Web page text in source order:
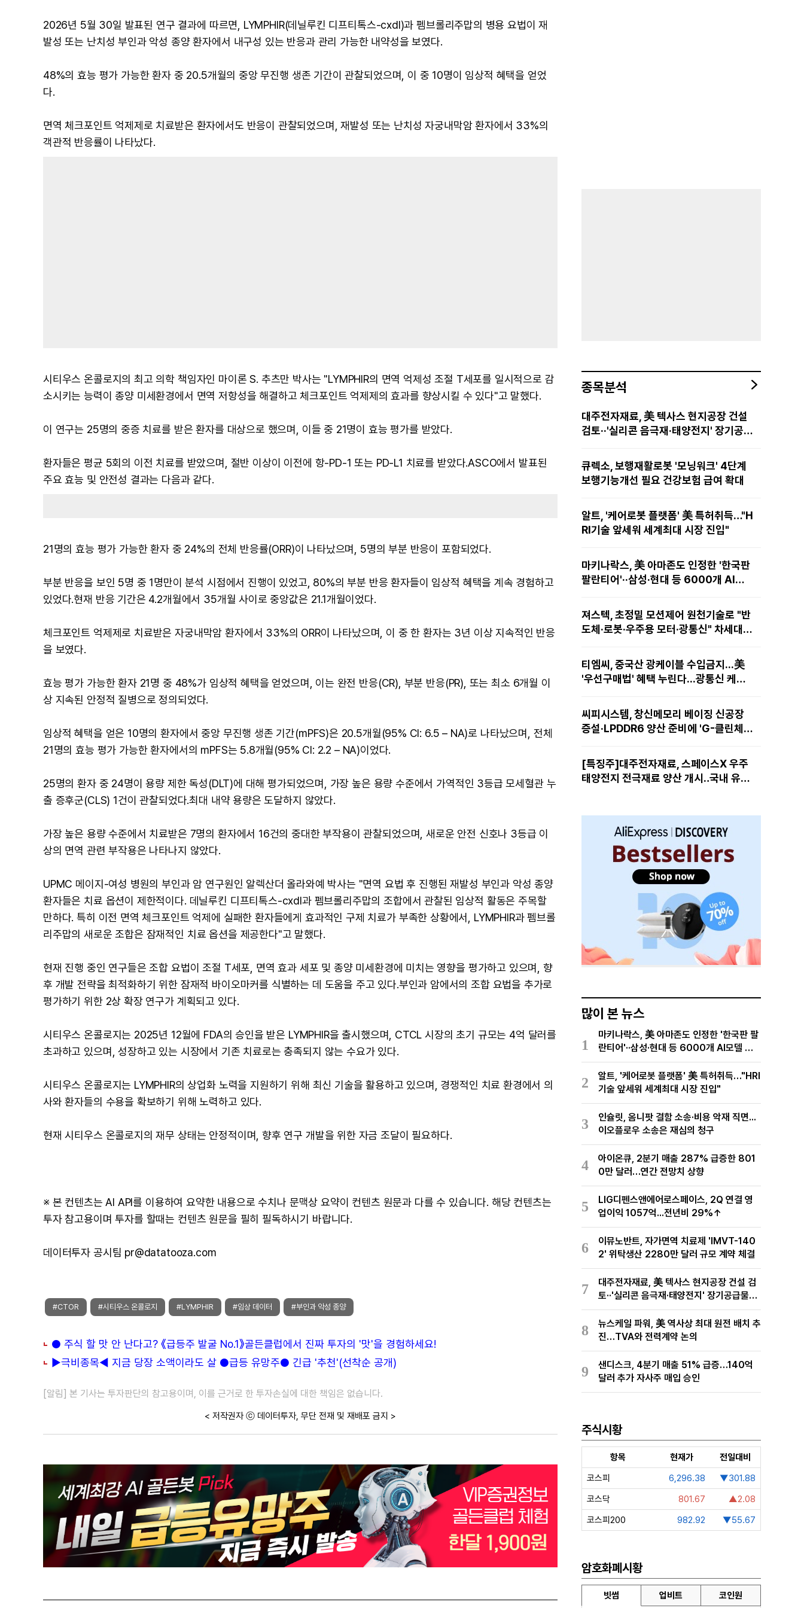
2026년 5월 30일 발표된 연구 결과에 따르면, LYMPHIR(데닐루킨 디프티톡스-cxdl)과 펨브롤리주맙의 병용 요법이 재
발성 또는 난치성 부인과 악성 종양 환자에서 내구성 있는 반응과 관리 가능한 내약성을 보였다.
48%의 효능 평가 가능한 환자 중 20.5개월의 중앙 무진행 생존 기간이 관찰되었으며, 이 중 10명이 임상적 혜택을 얻었
다.
면역 체크포인트 억제제로 치료받은 환자에서도 반응이 관찰되었으며, 재발성 또는 난치성 자궁내막암 환자에서 33%의
객관적 반응률이 나타났다.
시티우스 온콜로지의 최고 의학 책임자인 마이론 S. 추츠만 박사는 "LYMPHIR의 면역 억제성 조절 T세포를 일시적으로 감
소시키는 능력이 종양 미세환경에서 면역 저항성을 해결하고 체크포인트 억제제의 효과를 향상시킬 수 있다"고 말했다.
이 연구는 25명의 중증 치료를 받은 환자를 대상으로 했으며, 이들 중 21명이 효능 평가를 받았다.
환자들은 평균 5회의 이전 치료를 받았으며, 절반 이상이 이전에 항-PD-1 또는 PD-L1 치료를 받았다.ASCO에서 발표된
주요 효능 및 안전성 결과는 다음과 같다.
21명의 효능 평가 가능한 환자 중 24%의 전체 반응률(ORR)이 나타났으며, 5명의 부분 반응이 포함되었다.
부분 반응을 보인 5명 중 1명만이 분석 시점에서 진행이 있었고, 80%의 부분 반응 환자들이 임상적 혜택을 계속 경험하고
있었다.현재 반응 기간은 4.2개월에서 35개월 사이로 중앙값은 21.1개월이었다.
체크포인트 억제제로 치료받은 자궁내막암 환자에서 33%의 ORR이 나타났으며, 이 중 한 환자는 3년 이상 지속적인 반응
을 보였다.
효능 평가 가능한 환자 21명 중 48%가 임상적 혜택을 얻었으며, 이는 완전 반응(CR), 부분 반응(PR), 또는 최소 6개월 이
상 지속된 안정적 질병으로 정의되었다.
임상적 혜택을 얻은 10명의 환자에서 중앙 무진행 생존 기간(mPFS)은 20.5개월(95% CI: 6.5 – NA)로 나타났으며, 전체
21명의 효능 평가 가능한 환자에서의 mPFS는 5.8개월(95% CI: 2.2 – NA)이었다.
25명의 환자 중 24명이 용량 제한 독성(DLT)에 대해 평가되었으며, 가장 높은 용량 수준에서 가역적인 3등급 모세혈관 누
출 증후군(CLS) 1건이 관찰되었다.최대 내약 용량은 도달하지 않았다.
가장 높은 용량 수준에서 치료받은 7명의 환자에서 16건의 중대한 부작용이 관찰되었으며, 새로운 안전 신호나 3등급 이
상의 면역 관련 부작용은 나타나지 않았다.
UPMC 메이지-여성 병원의 부인과 암 연구원인 알렉산더 올라와예 박사는 "면역 요법 후 진행된 재발성 부인과 악성 종양
환자들은 치료 옵션이 제한적이다. 데닐루킨 디프티톡스-cxdl과 펨브롤리주맙의 조합에서 관찰된 임상적 활동은 주목할
만하다. 특히 이전 면역 체크포인트 억제에 실패한 환자들에게 효과적인 구제 치료가 부족한 상황에서, LYMPHIR과 펨브롤
리주맙의 새로운 조합은 잠재적인 치료 옵션을 제공한다"고 말했다.
현재 진행 중인 연구들은 조합 요법이 조절 T세포, 면역 효과 세포 및 종양 미세환경에 미치는 영향을 평가하고 있으며, 향
후 개발 전략을 최적화하기 위한 잠재적 바이오마커를 식별하는 데 도움을 주고 있다.부인과 암에서의 조합 요법을 추가로
평가하기 위한 2상 확장 연구가 계획되고 있다.
시티우스 온콜로지는 2025년 12월에 FDA의 승인을 받은 LYMPHIR을 출시했으며, CTCL 시장의 초기 규모는 4억 달러를
초과하고 있으며, 성장하고 있는 시장에서 기존 치료로는 충족되지 않는 수요가 있다.
시티우스 온콜로지는 LYMPHIR의 상업화 노력을 지원하기 위해 최신 기술을 활용하고 있으며, 경쟁적인 치료 환경에서 의
사와 환자들의 수용을 확보하기 위해 노력하고 있다.
현재 시티우스 온콜로지의 재무 상태는 안정적이며, 향후 연구 개발을 위한 자금 조달이 필요하다.
※ 본 컨텐츠는 AI API를 이용하여 요약한 내용으로 수치나 문맥상 요약이 컨텐츠 원문과 다를 수 있습니다. 해당 컨텐츠는
투자 참고용이며 투자를 할때는 컨텐츠 원문을 필히 필독하시기 바랍니다.
데이터투자 공시팀 pr@datatooza.com
#CTOR #시티우스 온콜로지 #LYMPHIR #임상 데이터 #부인과 악성 종양
● 주식 할 맛 안 난다고? 《급등주 발굴 No.1》골든클럽에서 진짜 투자의 '맛'을 경험하세요!
▶극비종목◀ 지금 당장 소액이라도 살 ●급등 유망주● 긴급 '추천'(선착순 공개)
[알림] 본 기사는 투자판단의 참고용이며, 이를 근거로 한 투자손실에 대한 책임은 없습니다.
< 저작권자 ⓒ 데이터투자, 무단 전재 및 재배포 금지 >
종목분석
대주전자재료, 美 텍사스 현지공장 건설
검토··'실리콘 음극재·태양전지' 장기공급
큐렉소, 보행재활로봇 '모닝워크' 4단계
보행기능개선 필요 건강보험 급여 확대
알트, '케어로봇 플랫폼' 美 특허취득…"H
RI기술 앞세워 세계최대 시장 진입"
마키나락스, 美 아마존도 인정한 '한국판
팔란티어'··삼성·현대 등 6000개 AI모
져스텍, 초정밀 모션제어 원천기술로 "반
도체·로봇·우주용 모터·광통신" 차세대
티엠씨, 중국산 광케이블 수입금지...美
'우선구매법' 혜택 누린다...광통신 케이
씨피시스템, 창신메모리 베이징 신공장
증설·LPDDR6 양산 준비에 'G-클린체
[특징주]대주전자재료, 스페이스X 우주
태양전지 전극재료 양산 개시‥국내 유일
많이 본 뉴스
1
마키나락스, 美 아마존도 인정한 '한국판 팔
란티어'··삼성·현대 등 6000개 AI모델 현
장적용
2
알트, '케어로봇 플랫폼' 美 특허취득…"HRI
기술 앞세워 세계최대 시장 진입"
3
인슐릿, 옴니팟 결함 소송·비용 악재 직면...
이오플로우 소송은 재심의 청구
4
아이온큐, 2분기 매출 287% 급증한 801
0만 달러…연간 전망치 상향
5
LIG디펜스앤에어로스페이스, 2Q 연결 영
업이익 1057억...전년비 29%↑
6
이뮤노반트, 자가면역 치료제 'IMVT-140
2' 위탁생산 2280만 달러 규모 계약 체결
7
대주전자재료, 美 텍사스 현지공장 건설 검
토··'실리콘 음극재·태양전지' 장기공급물량
확보 준비
8
뉴스케일 파워, 美 역사상 최대 원전 배치 추
진…TVA와 전력계약 논의
9
샌디스크, 4분기 매출 51% 급증…140억
달러 추가 자사주 매입 승인
주식시황
항목 현재가
전일대비
코스피
6,296.38
▼301.88
코스닥
801.67
▲2.08
코스피200
982.92 ▼55.67
암호화폐시황
빗썸 업비트 코인원